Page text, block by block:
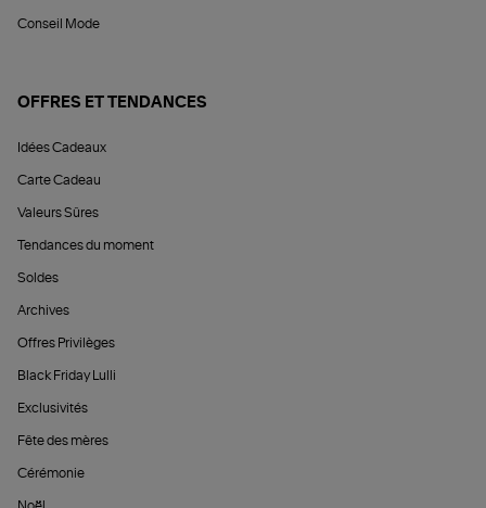
Conseil Mode
OFFRES ET TENDANCES
Idées Cadeaux
Carte Cadeau
Valeurs Sûres
Tendances du moment
Soldes
Archives
Offres Privilèges
Black Friday Lulli
Exclusivités
Fête des mères
Cérémonie